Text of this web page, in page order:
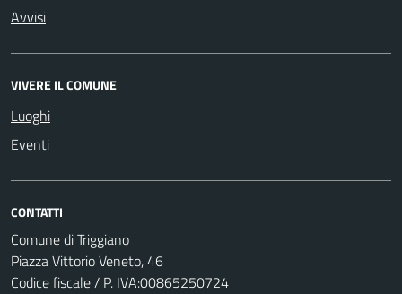
Avvisi
VIVERE IL COMUNE
Luoghi
Eventi
CONTATTI
Comune di Triggiano
Piazza Vittorio Veneto, 46
Codice fiscale / P. IVA:00865250724